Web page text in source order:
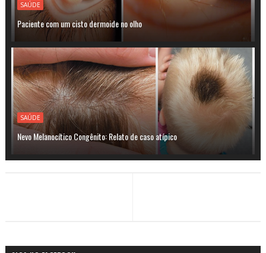
SAÚDE
Paciente com um cisto dermoide no olho
SAÚDE
Nevo Melanocítico Congênito: Relato de caso atípico